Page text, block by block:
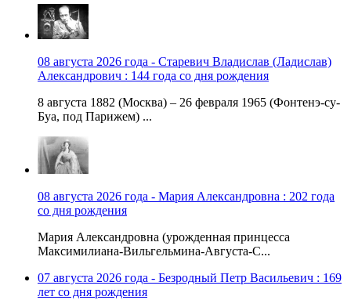
08 августа 2026 года - Старевич Владислав (Ладислав)
Александрович : 144 года со дня рождения
8 августа 1882 (Москва) – 26 февраля 1965 (Фонтенэ-су-
Буа, под Парижем) ...
08 августа 2026 года - Мария Александровна : 202 года
со дня рождения
Мария Александровна (урожденная принцесса
Максимилиана-Вильгельмина-Августа-С...
07 августа 2026 года - Безродный Петр Васильевич : 169
лет со дня рождения